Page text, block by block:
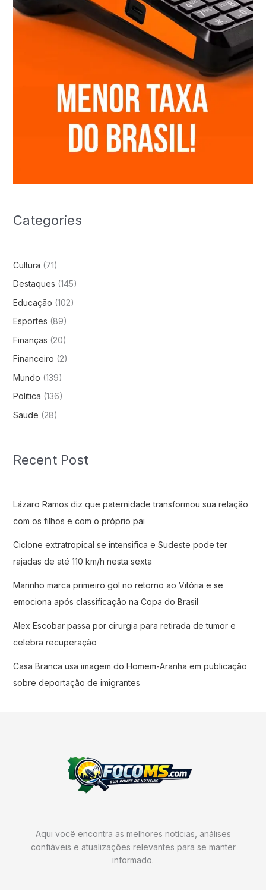
Categories
Cultura (71)
Destaques (145)
Educação (102)
Esportes (89)
Finanças (20)
Financeiro (2)
Mundo (139)
Politica (136)
Saude (28)
Recent Post
Lázaro Ramos diz que paternidade transformou sua relação
com os filhos e com o próprio pai
Ciclone extratropical se intensifica e Sudeste pode ter
rajadas de até 110 km/h nesta sexta
Marinho marca primeiro gol no retorno ao Vitória e se
emociona após classificação na Copa do Brasil
Alex Escobar passa por cirurgia para retirada de tumor e
celebra recuperação
Casa Branca usa imagem do Homem-Aranha em publicação
sobre deportação de imigrantes
Aqui você encontra as melhores notícias, análises
confiáveis e atualizações relevantes para se manter
informado.